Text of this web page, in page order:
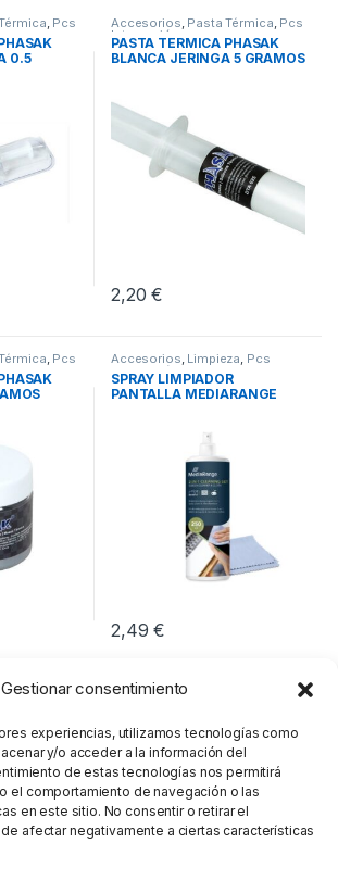
Gestionar consentimiento
experiencias, utilizamos tecnologías como
y/o acceder a la información del
de estas tecnologías nos permitirá
el comportamiento de navegación o las
en este sitio. No consentir o retirar el
afectar negativamente a ciertas características
, Pcs
0.5
Accesorios, Pasta Térmica, Pcs
Integración
PASTA TERMICA PHASAK
BLANCA JERINGA 5 GRAMOS
2,20€
, Pcs Accesorios, Limpieza, Pcs
Integración
SPRAY LIMPIADOR
PANTALLA MEDIARANGE
2,49€